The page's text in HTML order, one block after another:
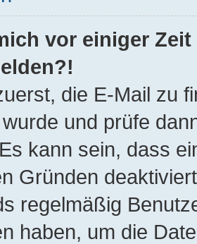
vor einiger
die E-Mail zu
und prüfe
kann sein, dass
Gründen
regelmäßig
haben, um die